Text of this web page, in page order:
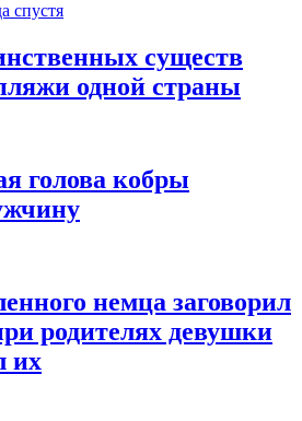
спустя
существ
одной страны
голова кобры
немца заговорил
родителях девушки
их